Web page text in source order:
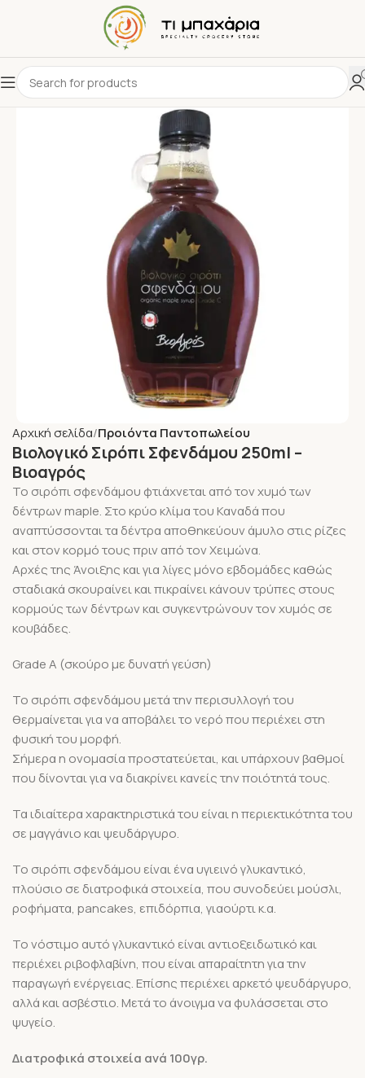
Αρχική σελίδα Προιόντα Παντοπωλείου
Βιολογικό Σιρόπι Σφενδάμου 250ml –
Βιοαγρός
To σιρόπι σφενδάμου φτιάχνεται από τον χυμό των
δέντρων maple. Στο κρύο κλίμα του Καναδά που
αναπτύσσονται τα δέντρα αποθηκεύουν άμυλο στις ρίζες
και στον κορμό τους πριν από τον Χειμώνα.
Αρχές της Άνοιξης και για λίγες μόνο εβδομάδες καθώς
σταδιακά σκουραίνει και πικραίνει κάνουν τρύπες στους
κορμούς των δέντρων και συγκεντρώνουν τον χυμός σε
κουβάδες.
Grade A (σκούρο με δυνατή γεύση)
Το σιρόπι σφενδάμου μετά την περισυλλογή του
θερμαίνεται για να αποβάλει το νερό που περιέχει στη
φυσική του μορφή.
Σήμερα η ονομασία προστατεύεται, και υπάρχουν βαθμοί
που δίνονται για να διακρίνει κανείς την ποιότητά τους.
Τα ιδιαίτερα χαρακτηριστικά του είναι η περιεκτικότητα του
σε μαγγάνιο και ψευδάργυρο.
Το σιρόπι σφενδάμου είναι ένα υγιεινό γλυκαντικό,
πλούσιο σε διατροφικά στοιχεία, που συνοδεύει μούσλι,
ροφήματα, pancakes, επιδόρπια, γιαούρτι κ.α.
Το νόστιμο αυτό γλυκαντικό είναι αντιοξειδωτικό και
περιέχει ριβοφλαβίνη, που είναι απαραίτητη για την
παραγωγή ενέργειας. Επίσης περιέχει αρκετό ψευδάργυρο,
αλλά και ασβέστιο. Μετά το άνοιγμα να φυλάσσεται στο
ψυγείο.
Διατροφικά στοιχεία ανά 100γρ.